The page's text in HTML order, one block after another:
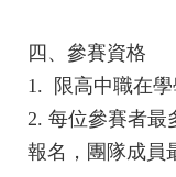
四、參賽資格
1. 限高中職在學
2. 每位參賽者最
報名，團隊成員